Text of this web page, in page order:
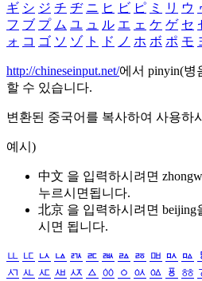
ギ シ ジ チ ヂ ニ ヒ ビ ピ ミ リ ウ
フ ブ プ ム ユ ュ ル エ ェ ケ ゲ セ
ォ コ ゴ ソ ゾ ト ド ノ ホ ボ ポ モ
http://chineseinput.net/에서 pinyin(병
할 수 있습니다.
변환된 중국어를 복사하여 사용하
예시)
中文 을 입력하시려면
누르시면됩니다.
北京 을 입력하시려면 beijing
시면 됩니다.
ㅥ ㅦ ㅧ ㅨ ㅩ ㅪ ㅫ ㅬ ㅭ ㅮ ㅯ ㅰ
ㅺ ㅻ ㅼ ㅽ ㅾ ㅿ ㆀ ㆁ ㆂ ㆃ ㆄ ㆅ